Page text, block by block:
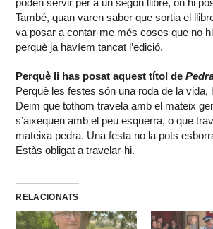
També, quan varen saber que sortia el
va posar a contar-me més coses que no
perquè ja havíem tancat l’edició.
Perquè li has posat aquest títol de
Perquè les festes són una roda de la vida,
Deim que tothom travela amb el mateix
s’aixequen amb el peu esquerra, o que
mateixa pedra. Una festa no la pots
Estàs obligat a travelar-hi.
RELACIONATS